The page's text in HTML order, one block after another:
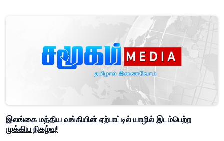
இலங்கை மத்திய வங்கியின் ஏற்பாட்டில் யாழில் இடம்பெற்ற
முக்கிய நிகழ்வு!